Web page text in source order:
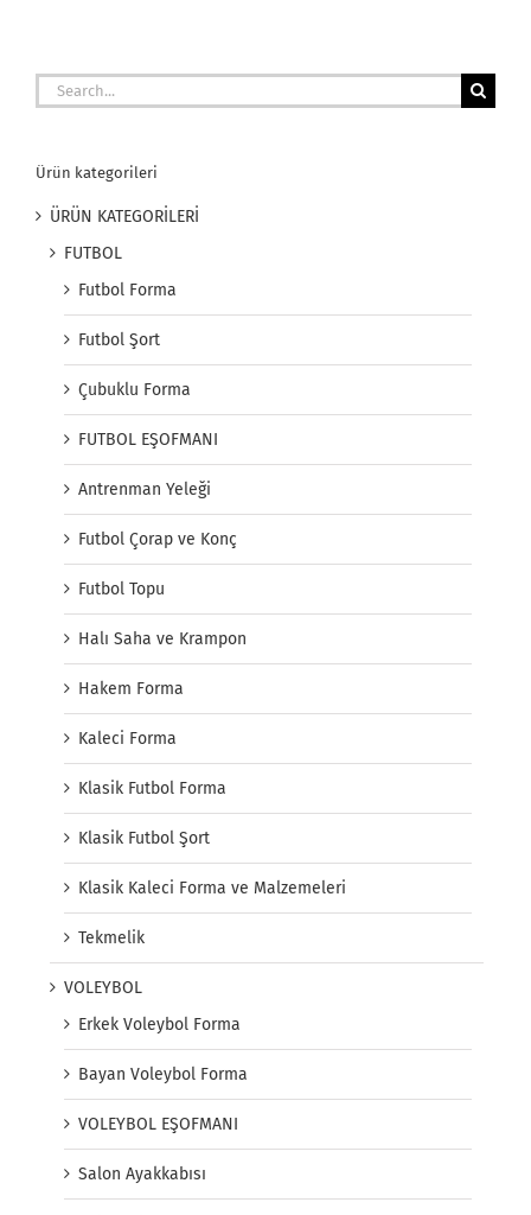
Search
for:
Ürün kategorileri
ÜRÜN KATEGORİLERİ
FUTBOL
Futbol Forma
Futbol Şort
Çubuklu Forma
FUTBOL EŞOFMANI
Antrenman Yeleği
Futbol Çorap ve Konç
Futbol Topu
Halı Saha ve Krampon
Hakem Forma
Kaleci Forma
Klasik Futbol Forma
Klasik Futbol Şort
Klasik Kaleci Forma ve Malzemeleri
Tekmelik
VOLEYBOL
Erkek Voleybol Forma
Bayan Voleybol Forma
VOLEYBOL EŞOFMANI
Salon Ayakkabısı